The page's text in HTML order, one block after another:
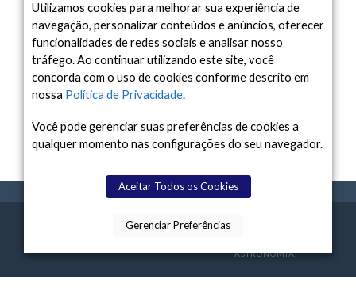
Arquivo
Arquivo
TERMOS CONTATO SPACE TODAY
ASTRONOMIA.
Utilizamos cookies para melhorar sua experiência de
navegação, personalizar conteúdos e anúncios, oferecer
funcionalidades de redes sociais e analisar nosso
tráfego. Ao continuar utilizando este site, você
concorda com o uso de cookies conforme descrito em
nossa Política de Privacidade.
Você pode gerenciar suas preferências de cookies a
qualquer momento nas configurações do seu navegador.
Aceitar Todos os Cookies
Gerenciar Preferências